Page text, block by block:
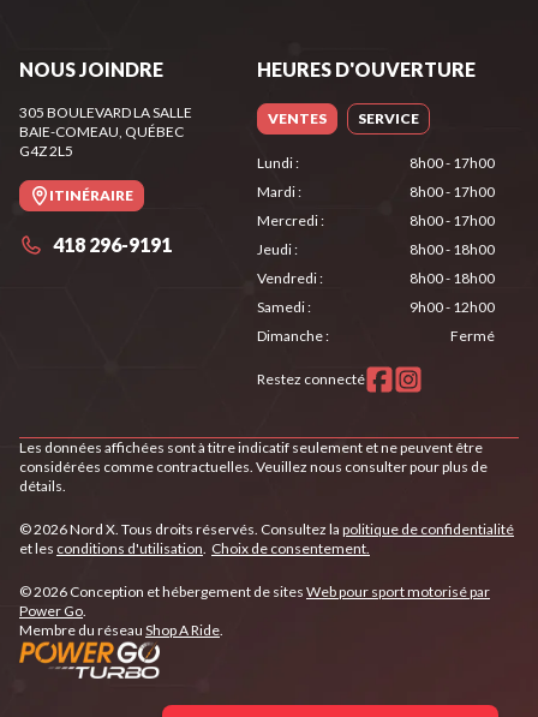
NOUS JOINDRE
305 BOULEVARD LA SALLE
BAIE-COMEAU, QUÉBEC
G4Z 2L5
ITINÉRAIRE
418 296-9191
HEURES D'OUVERTURE
VENTES SERVICE
Lundi:
8h00 - 17h00
Mardi:
8h00 - 17h00
Mercredi:
8h00 - 17h00
Jeudi:
8h00 - 18h00
Vendredi:
8h00 - 18h00
Samedi:
9h00 - 12h00
Dimanche: Fermé
Restez connecté
Les données affichées sont à titre indicatif seulement et ne peuvent être
considérées comme contractuelles. Veuillez nous consulter pour plus de
détails.
© 2026 Nord X. Tous droits réservés. Consultez la politique de confidentialité
et les conditions d'utilisation. Choix de consentement.
© 2026 Conception et hébergement de sites Web pour sport motorisé par
Power Go.
Membre du réseau Shop A Ride.